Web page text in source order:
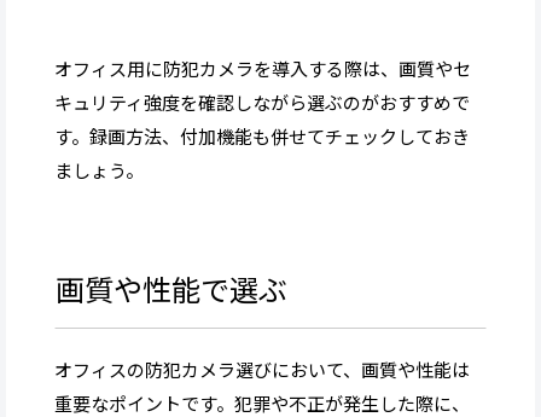
オフィス用に防犯カメラを導入する際は、画質やセ
キュリティ強度を確認しながら選ぶのがおすすめで
す。録画方法、付加機能も併せてチェックしておき
ましょう。
画質や性能で選ぶ
オフィスの防犯カメラ選びにおいて、画質や性能は
重要なポイントです。犯罪や不正が発生した際に、